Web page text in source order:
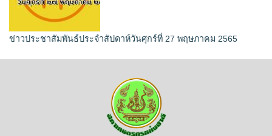
ข่าวประชาสัมพันธ์ประจำสัปดาห์วันศุกร์ที่ 27 พฤษภาคม 2565